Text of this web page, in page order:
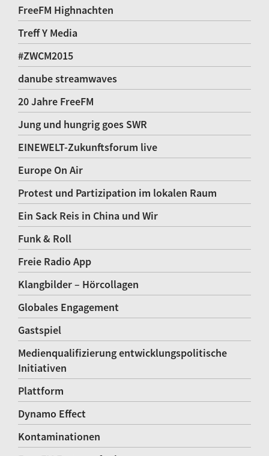
FreeFM Highnachten
Treff Y Media
#ZWCM2015
danube streamwaves
20 Jahre FreeFM
Jung und hungrig goes SWR
EINEWELT-Zukunftsforum live
Europe On Air
Protest und Partizipation im lokalen Raum
Ein Sack Reis in China und Wir
Funk & Roll
Freie Radio App
Klangbilder – Hörcollagen
Globales Engagement
Gastspiel
Medienqualifizierung entwicklungspolitische
Initiativen
Plattform
Dynamo Effect
Kontaminationen